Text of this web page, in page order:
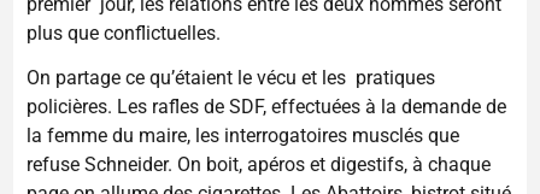
plus que conflictuelles.
On partage ce qu’étaient le vécu et les pratiques
policières. Les rafles de SDF, effectuées à la demande de
la femme du maire, les interrogatoires musclés que
refuse Schneider. On boit, apéros et digestifs, à chaque